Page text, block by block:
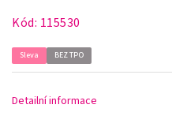
Kód: 115530
Sleva BEZ TPO
Detailní informace